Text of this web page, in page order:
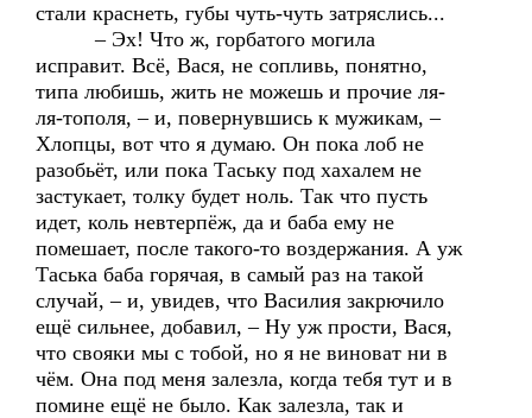
стали краснеть, губы чуть-чуть затряслись...
– Эх! Что ж, горбатого могила
исправит. Всё, Вася, не сопливь, понятно,
типа любишь, жить не можешь и прочие ля-
ля-тополя, – и, повернувшись к мужикам, –
Хлопцы, вот что я думаю. Он пока лоб не
разобьёт, или пока Таську под хахалем не
застукает, толку будет ноль. Так что пусть
идет, коль невтерпёж, да и баба ему не
помешает, после такого-то воздержания. А уж
Таська баба горячая, в самый раз на такой
случай, – и, увидев, что Василия закрючило
ещё сильнее, добавил, – Ну уж прости, Вася,
что свояки мы с тобой, но я не виноват ни в
чём. Она под меня залезла, когда тебя тут и в
помине ещё не было. Как залезла, так и